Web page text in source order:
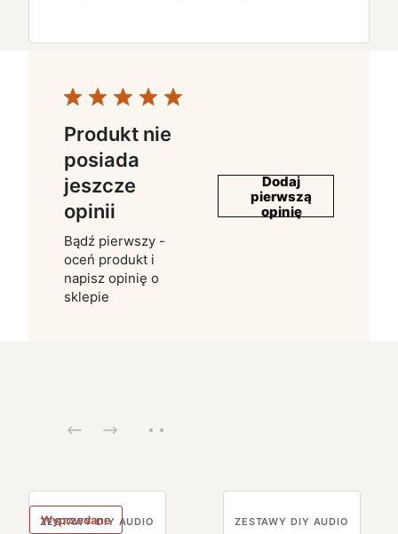
Produkt nie
posiada
jeszcze
opinii
Bądź pierwszy -
oceń produkt i
napisz opinię o
sklepie
Dodaj
pierwszą
opinię
Wyprzedane
ZESTAWY DIY AUDIO ZESTAWY DIY AUDIO